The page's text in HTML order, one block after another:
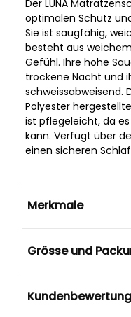
Der LUNA
optimalen Schutz
Sie ist saugfähig,
besteht aus
Gefühl. Ihre hohe
trockene Nacht und
schweissabweisend.
Polyester
ist pflegeleicht, da
kann. Verfügt über
einen sicheren
Merkmale
Grösse und